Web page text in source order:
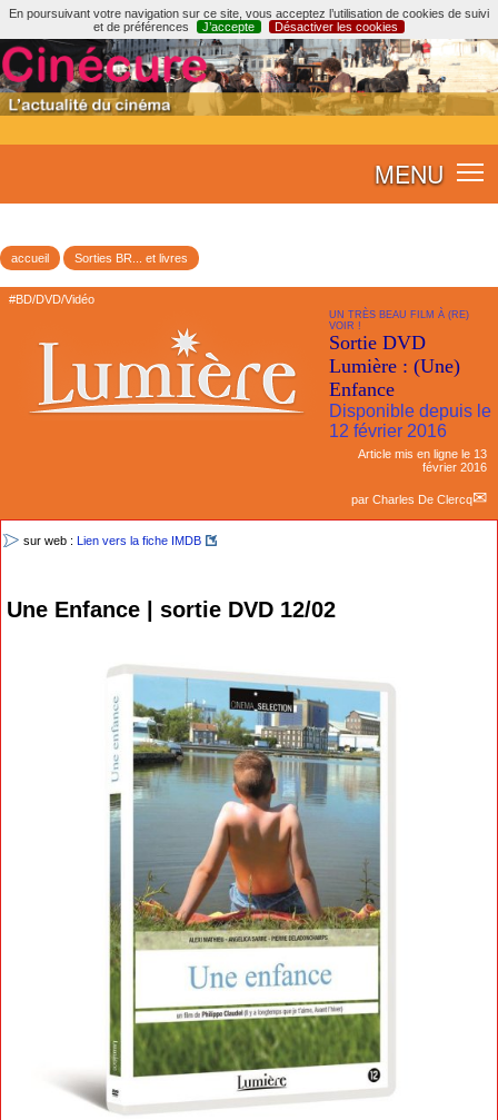
En poursuivant votre navigation sur ce site, vous acceptez l’utilisation de cookies de suivi
et de préférences
J’accepte Désactiver les cookies
MENU
accueil Sorties BR... et livres
#BD/DVD/Vidéo
UN TRÈS BEAU FILM À (RE)
VOIR !
Sortie DVD
Lumière : (Une)
Enfance
Disponible depuis le
12 février 2016
Article mis en ligne le 13
février 2016
par Charles De Clercq
sur web : Lien vers la fiche IMDB
Une Enfance | sortie DVD 12/02